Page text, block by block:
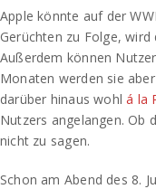
Apple könnte auf der
Gerüchten zu Folge,
Außerdem können
Monaten werden sie
darüber hinaus wohlá la
Nutzers angelangen. Ob
nicht zu sagen.
Schon am Abend des 8.